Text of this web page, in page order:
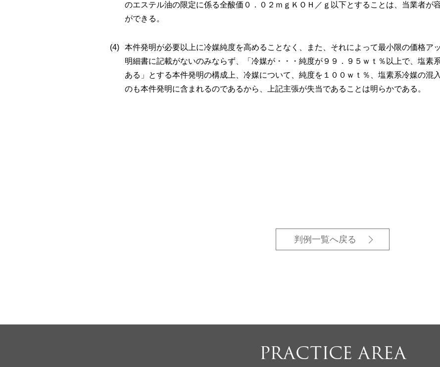
のエステル油の限定に係る全酸価０．０２ｍｇＫＯＨ／ｇ以下とすることは、当業者が
ができる。
本件発明が必要以上に冷媒純度を高めることなく、また、それによって最小限の価格ア
明細書に記載がないのみならず、「冷媒が・・・純度が９９．９５ｗｔ％以上で、塩素
ある」とする本件発明の構成上、冷媒について、純度を１００ｗｔ％、塩素系冷媒の混
のも本件発明に含まれるのであるから、上記主張が失当であることは明らかである。
判例一覧へ戻る
PRACTICE AREA